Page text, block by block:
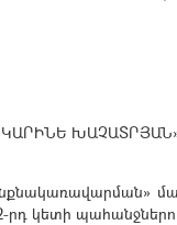
րդ կետի